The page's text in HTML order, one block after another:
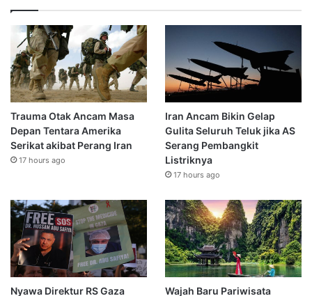
Trauma Otak Ancam Masa
Depan Tentara Amerika
Serikat akibat Perang Iran
17 hours ago
Iran Ancam Bikin Gelap
Gulita Seluruh Teluk jika AS
Serang Pembangkit
Listriknya
17 hours ago
Nyawa Direktur RS Gaza Wajah Baru Pariwisata